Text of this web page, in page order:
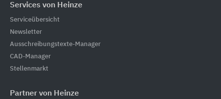
Services von Heinze
Serviceübersicht
Newsletter
Ausschreibungstexte-Manager
CAD-Manager
Stellenmarkt
Partner von Heinze